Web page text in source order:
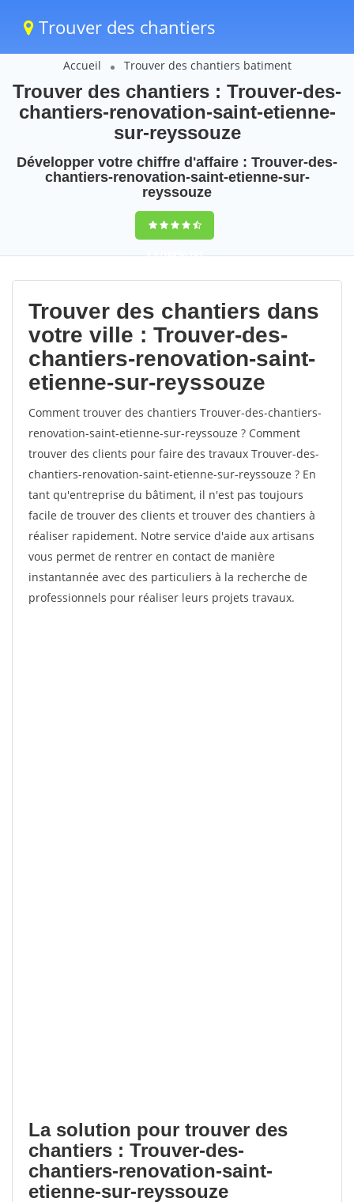
Trouver des chantiers
Accueil Trouver des chantiers batiment
Trouver des chantiers : Trouver-des-
chantiers-renovation-saint-etienne-
sur-reyssouze
Développer votre chiffre d'affaire : Trouver-des-
chantiers-renovation-saint-etienne-sur-
reyssouze
9,5(100%)101
votes
Trouver des chantiers dans
votre ville : Trouver-des-
chantiers-renovation-saint-
etienne-sur-reyssouze
Comment trouver des chantiers Trouver-des-chantiers-
renovation-saint-etienne-sur-reyssouze ? Comment
trouver des clients pour faire des travaux Trouver-des-
chantiers-renovation-saint-etienne-sur-reyssouze ? En
tant qu'entreprise du bâtiment, il n'est pas toujours
facile de trouver des clients et trouver des chantiers à
réaliser rapidement. Notre service d'aide aux artisans
vous permet de rentrer en contact de manière
instantannée avec des particuliers à la recherche de
professionnels pour réaliser leurs projets travaux.
La solution pour trouver des
chantiers : Trouver-des-
chantiers-renovation-saint-
etienne-sur-reyssouze